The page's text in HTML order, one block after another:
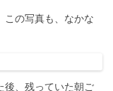
この写真も、なかな
後、残っていた朝ご